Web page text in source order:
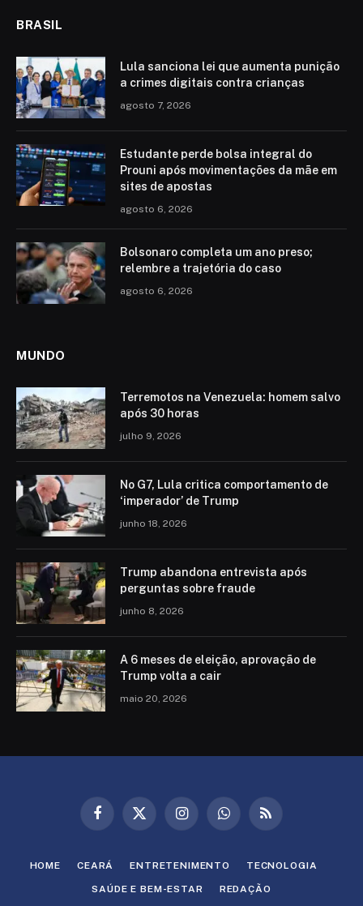
BRASIL
Lula sanciona lei que aumenta punição
a crimes digitais contra crianças
agosto 7, 2026
Estudante perde bolsa integral do
Prouni após movimentações da mãe em
sites de apostas
agosto 6, 2026
Bolsonaro completa um ano preso;
relembre a trajetória do caso
agosto 6, 2026
MUNDO
Terremotos na Venezuela: homem salvo
após 30 horas
julho 9, 2026
No G7, Lula critica comportamento de
‘imperador’ de Trump
junho 18, 2026
Trump abandona entrevista após
perguntas sobre fraude
junho 8, 2026
A 6 meses de eleição, aprovação de
Trump volta a cair
maio 20, 2026
Facebook
X
InstagramWhatsAppRSS
HOME CEARÁ ENTRETENIMENTO TECNOLOGIA
SAÚDE E BEM-ESTAR REDAÇÃO